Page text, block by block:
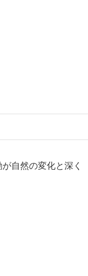
自然の変化と深く